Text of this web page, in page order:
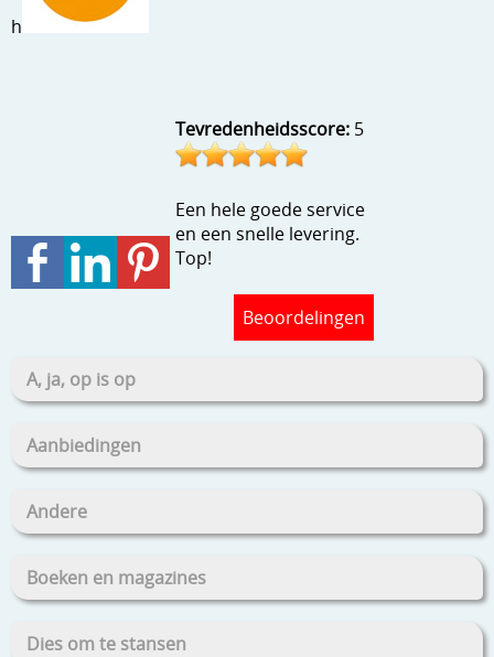
Stempels en zo
h
Tevredenheidsscore: 5
Een hele goede service
en een snelle levering.
Top!
Beoordelingen
A, ja, op is op
Aanbiedingen
Andere
Boeken en magazines
Dies om te stansen